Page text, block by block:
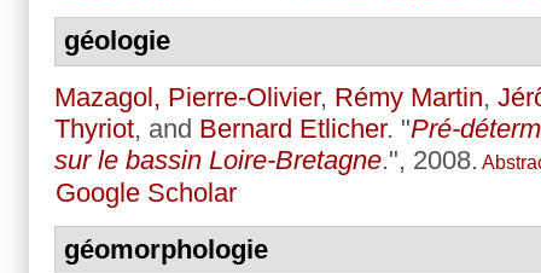
géologie
Mazagol, Pierre-Olivier, Rémy Martin,
Thyriot, and Bernard Etlicher. "Pré-
sur le bassin Loire-Bretagne.", 2008.
Google Scholar
géomorphologie